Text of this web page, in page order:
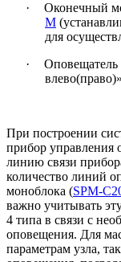
·
M
для
·
При построении
прибор управления
линию связи
количество линий
моноблока (SPM-C
важно учитывать
4 типа в связи с
оповещения. Для
параметрам узла,